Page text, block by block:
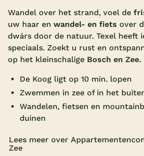
Overdekt
Wildwaterbaan
Indoor
Keuzehulp
Nederland
Wandel over het strand, voel de
uw haar en wandel- en fiets over
dwárs door de natuur. Texel heeft
speciaals. Zoekt u rust en
op het kleinschalige Bosch en Zee.
De Koog ligt op 10 min. lopen
Zwemmen in zee of in het
Wandelen, fietsen en
duinen
Lees meer over
Zee